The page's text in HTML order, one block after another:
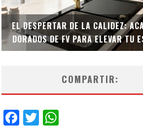
EL DESPERTAR DE LA CALIDEZ:
DORADOS DE FV PARA ELEVAR TU
COMPARTIR:
Facebook
Twitter